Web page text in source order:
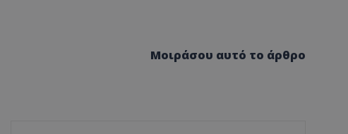
Μοιράσου αυτό το άρθρο